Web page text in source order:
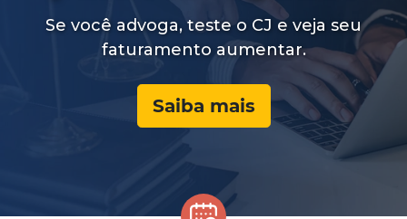
Se você advoga, teste o CJ e veja seu
faturamento aumentar.
Saiba mais